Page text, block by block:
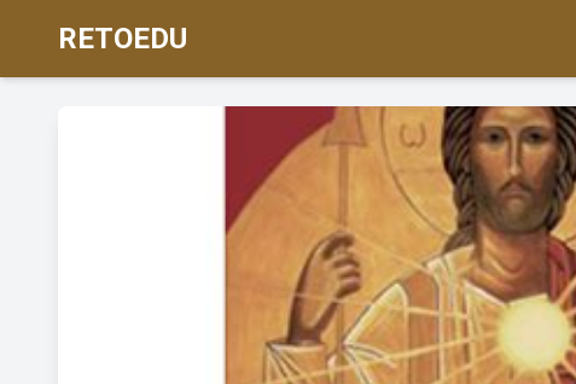
RETOEDU